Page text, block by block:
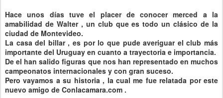
Hace unos días tuve el placer de conocer merced a la
amabilidad de Walter , un club que es todo un clásico de la
ciudad de Montevideo.
La casa del billar , es por lo que pude averiguar el club más
importante del Uruguay en cuanto a trayectoria e importancia.
De el han salido figuras que nos han representado en muchos
campeonatos internacionales y con gran suceso.
Pero vayamos a su historia , la cual me fue relatada por este
nuevo amigo de Conlacamara.com .